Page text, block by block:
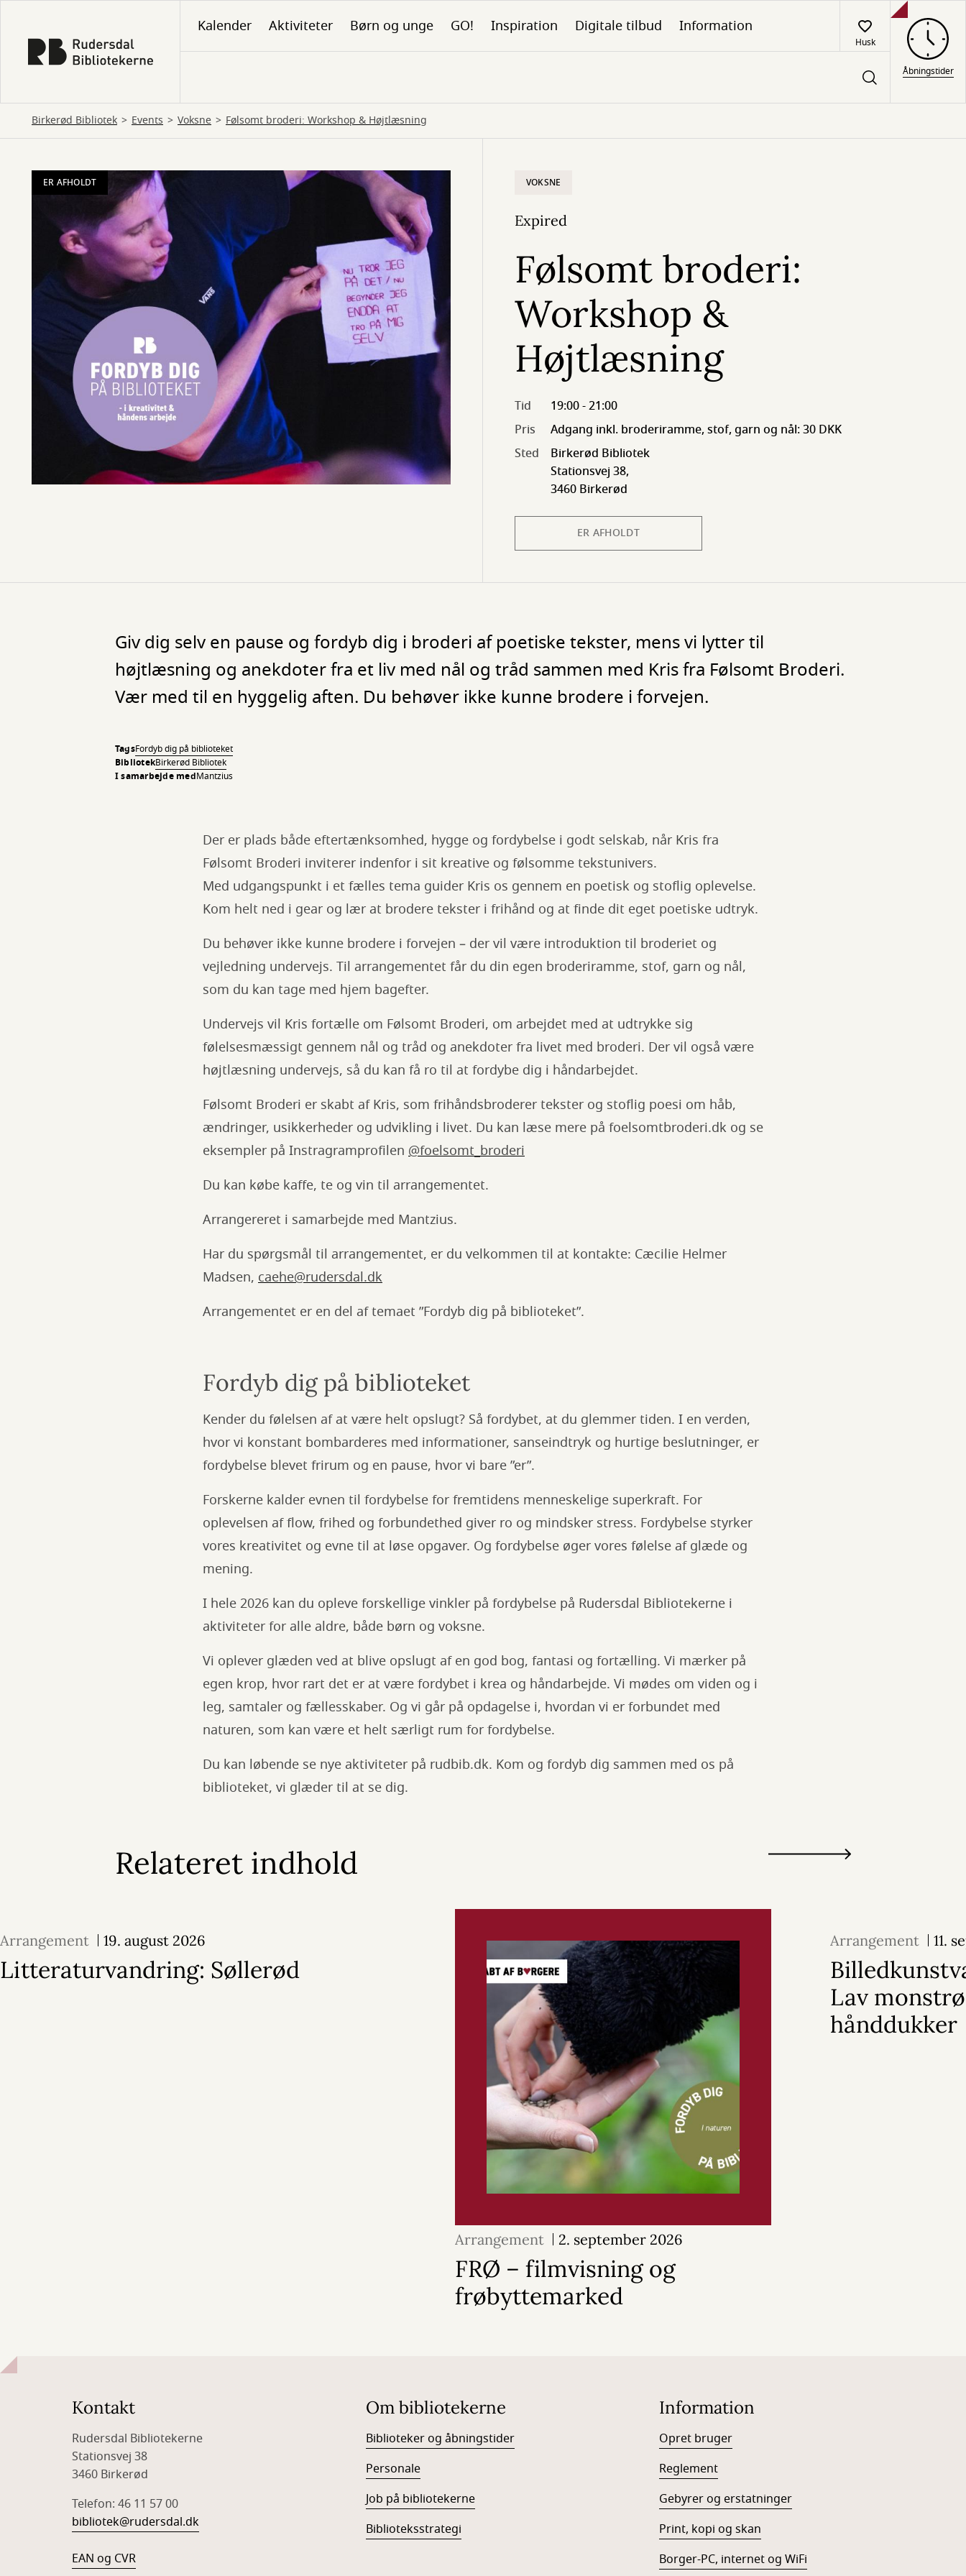
hovedindhold
Kalender Aktiviteter Børn og unge GO! Inspiration Digitale tilbud Information
Husk
Åbningstider
Birkerød Bibliotek Events Voksne Følsomt broderi: Workshop & Højtlæsning
ER AFHOLDT VOKSNE
Expired
Følsomt broderi:
Workshop &
Højtlæsning
Tid
19:00 - 21:00
Pris
Adgang inkl. broderiramme, stof, garn og nål: 30 DKK
Sted
Birkerød Bibliotek
Stationsvej 38,
3460 Birkerød
ER AFHOLDT
Giv dig selv en pause og fordyb dig i broderi af poetiske tekster, mens vi lytter til
højtlæsning og anekdoter fra et liv med nål og tråd sammen med Kris fra Følsomt Broderi.
Vær med til en hyggelig aften. Du behøver ikke kunne brodere i forvejen.
TagsFordyb dig på biblioteket
BibliotekBirkerød Bibliotek
I samarbejde medMantzius
Der er plads både eftertænksomhed, hygge og fordybelse i godt selskab, når Kris fra
Følsomt Broderi inviterer indenfor i sit kreative og følsomme tekstunivers.
Med udgangspunkt i et fælles tema guider Kris os gennem en poetisk og stoflig oplevelse.
Kom helt ned i gear og lær at brodere tekster i frihånd og at finde dit eget poetiske udtryk.
Du behøver ikke kunne brodere i forvejen – der vil være introduktion til broderiet og
vejledning undervejs. Til arrangementet får du din egen broderiramme, stof, garn og nål,
som du kan tage med hjem bagefter.
Undervejs vil Kris fortælle om Følsomt Broderi, om arbejdet med at udtrykke sig
følelsesmæssigt gennem nål og tråd og anekdoter fra livet med broderi. Der vil også være
højtlæsning undervejs, så du kan få ro til at fordybe dig i håndarbejdet.
Følsomt Broderi er skabt af Kris, som frihåndsbroderer tekster og stoflig poesi om håb,
ændringer, usikkerheder og udvikling i livet. Du kan læse mere på foelsomtbroderi.dk og se
eksempler på Instragramprofilen @foelsomt_broderi
Du kan købe kaffe, te og vin til arrangementet.
Arrangereret i samarbejde med Mantzius.
Har du spørgsmål til arrangementet, er du velkommen til at kontakte: Cæcilie Helmer
Madsen, caehe@rudersdal.dk
Arrangementet er en del af temaet ”Fordyb dig på biblioteket”.
Fordyb dig på biblioteket
Kender du følelsen af at være helt opslugt? Så fordybet, at du glemmer tiden. I en verden,
hvor vi konstant bombarderes med informationer, sanseindtryk og hurtige beslutninger, er
fordybelse blevet frirum og en pause, hvor vi bare ”er”.
Forskerne kalder evnen til fordybelse for fremtidens menneskelige superkraft. For
oplevelsen af flow, frihed og forbundethed giver ro og mindsker stress. Fordybelse styrker
vores kreativitet og evne til at løse opgaver. Og fordybelse øger vores følelse af glæde og
mening.
I hele 2026 kan du opleve forskellige vinkler på fordybelse på Rudersdal Bibliotekerne i
aktiviteter for alle aldre, både børn og voksne.
Vi oplever glæden ved at blive opslugt af en god bog, fantasi og fortælling. Vi mærker på
egen krop, hvor rart det er at være fordybet i krea og håndarbejde. Vi mødes om viden og i
leg, samtaler og fællesskaber. Og vi går på opdagelse i, hvordan vi er forbundet med
naturen, som kan være et helt særligt rum for fordybelse.
Du kan løbende se nye aktiviteter på rudbib.dk. Kom og fordyb dig sammen med os på
biblioteket, vi glæder til at se dig.
Relateret indhold
Arrangement 19. august 2026
Litteraturvandring: Søllerød
Arrangement 2. september 2026
FRØ – filmvisning og
frøbyttemarked
Arrangement 11.
Lav
hånddukker
Kontakt
Rudersdal Bibliotekerne
Stationsvej 38
3460 Birkerød
Telefon: 46 11 57 00
bibliotek@rudersdal.dk
EAN og CVR
Om bibliotekerne
Biblioteker og åbningstider
Personale
Job på bibliotekerne
Biblioteksstrategi
Information
Opret bruger
Reglement
Gebyrer og erstatninger
Print, kopi og skan
Borger-PC, internet og WiFi